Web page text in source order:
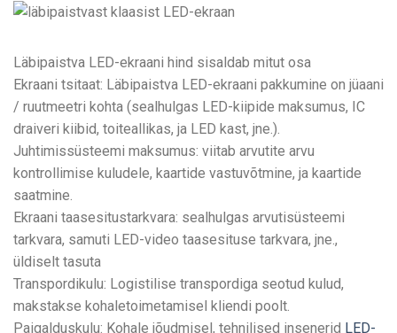
Läbipaistva LED-ekraani hind sisaldab mitut osa
Ekraani tsitaat: Läbipaistva LED-ekraani pakkumine on jüaani
/ ruutmeetri kohta (sealhulgas LED-kiipide maksumus, IC
draiveri kiibid, toiteallikas, ja LED kast, jne.).
Juhtimissüsteemi maksumus: viitab arvutite arvu
kontrollimise kuludele, kaartide vastuvõtmine, ja kaartide
saatmine.
Ekraani taasesitustarkvara: sealhulgas arvutisüsteemi
tarkvara, samuti LED-video taasesituse tarkvara, jne.,
üldiselt tasuta
Transpordikulu: Logistilise transpordiga seotud kulud,
makstakse kohaletoimetamisel kliendi poolt.
Paigalduskulu: Kohale jõudmisel, tehnilised insenerid LED-